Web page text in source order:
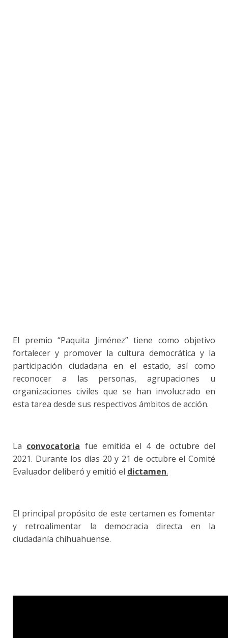
El premio “Paquita Jiménez” tiene como objetivo
fortalecer y promover la cultura democrática y la
participación ciudadana en el estado, así como
reconocer a las personas, agrupaciones u
organizaciones civiles que se han involucrado en
esta tarea desde sus respectivos ámbitos de acción.
La convocatoria fue emitida el 4 de octubre del
2021. Durante los días 20 y 21 de octubre el Comité
Evaluador deliberó y emitió el dictamen.
El principal propósito de este certamen es fomentar
y retroalimentar la democracia directa en la
ciudadanía chihuahuense.